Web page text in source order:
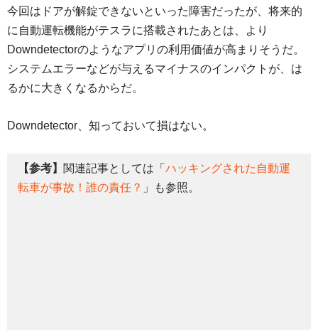
今回はドアが解錠できないといった障害だったが、将来的
に自動運転機能がテスラに搭載されたあとは、より
Downdetectorのようなアプリの利用価値が高まりそうだ。
システムエラーなどが与えるマイナスのインパクトが、は
るかに大きくなるからだ。
Downdetector、知っておいて損はない。
【参考】 関連記事としては「 ハッキングされた自動運
転車が事故！誰の責任？ 」も参照。